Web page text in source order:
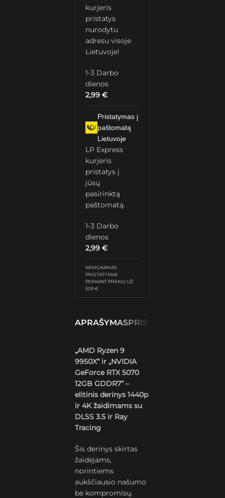
kurjeris
pristatys
nurodytu
adresu visoje
Lietuvoje!
1-3 Darbo
dienos
2,99€
Pristatymas į
paštomatą
Lietuvoje
LP Express
kurjeris
pristatys į
jūsų
pasirinktą
paštomatą.
1-3 Darbo
dienos
2,99€
NEMOKAMAS
PRISTATYMAS
PERKANT PREKIŲ UŽ
500 €
APRAŠYMASPRISTATYMAS IR
„AMD Ryzen 9
9950X“ ir „NVIDIA
GeForce RTX 5070
12GB GDDR7“ –
elitinis derinys 1440p
ir 4K žaidimams su
DLSS 3.5 ir Ray
Tracing
Šis derinys skirtas
žaidėjams,
norintiems
aukščiausio našumo
be kompromisų.